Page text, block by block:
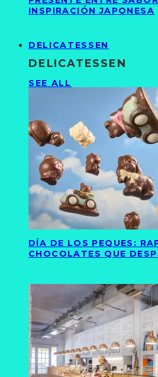
INSPIRACIÓN JAPONESA
DELICATESSEN
DELICATESSEN
SEE ALL
DÍA DE LOS PEQUES:
CHOCOLATES QUE